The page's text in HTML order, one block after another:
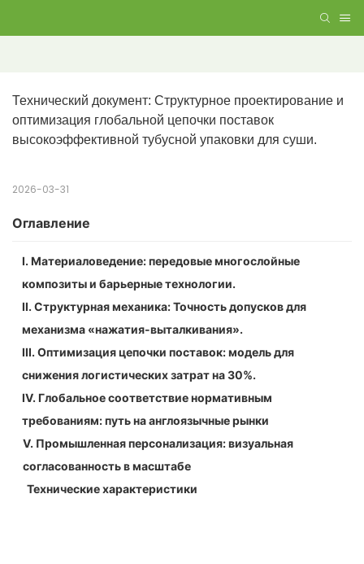
Технический документ: Структурное проектирование и
оптимизация глобальной цепочки поставок
высокоэффективной тубусной упаковки для суши.
2026-03-31
Оглавление
I. Материаловедение: передовые многослойные
композиты и барьерные технологии.
II. Структурная механика: Точность допусков для
механизма «нажатия-выталкивания».
III. Оптимизация цепочки поставок: модель для
снижения логистических затрат на 30%.
IV. Глобальное соответствие нормативным
требованиям: путь на англоязычные рынки
V. Промышленная персонализация: визуальная
согласованность в масштабе
Технические характеристики